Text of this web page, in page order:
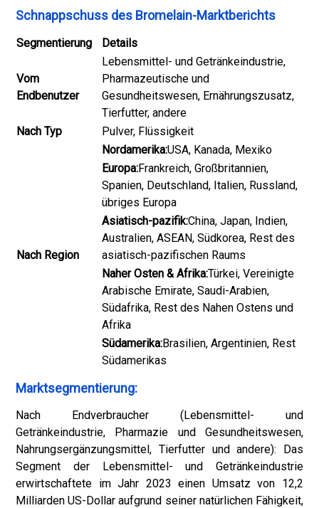
Schnappschuss des Bromelain-Marktberichts
Segmentierung Details
Vom
Endbenutzer
Lebensmittel- und Getränkeindustrie,
Pharmazeutische und
Gesundheitswesen, Ernährungszusatz,
Tierfutter, andere
Nach Typ
Pulver, Flüssigkeit
Nach Region
Nordamerika:USA, Kanada, Mexiko
Europa:Frankreich, Großbritannien,
Spanien, Deutschland, Italien, Russland,
übriges Europa
Asiatisch-pazifik:China, Japan, Indien,
Australien, ASEAN, Südkorea, Rest des
asiatisch-pazifischen Raums
Naher Osten & Afrika:Türkei, Vereinigte
Arabische Emirate, Saudi-Arabien,
Südafrika, Rest des Nahen Ostens und
Afrika
Südamerika:Brasilien, Argentinien, Rest
Südamerikas
Marktsegmentierung:
Nach Endverbraucher (Lebensmittel- und
Getränkeindustrie, Pharmazie und Gesundheitswesen,
Nahrungsergänzungsmittel, Tierfutter und andere): Das
Segment der Lebensmittel- und Getränkeindustrie
erwirtschaftete im Jahr 2023 einen Umsatz von 12,2
Milliarden US-Dollar aufgrund seiner natürlichen Fähigkeit,